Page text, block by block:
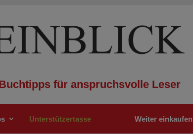
für anspruchsvolle Leser
Unterstützertasse Weiter einkaufen